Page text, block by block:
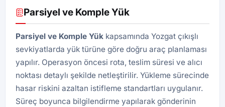
Parsiyel ve Komple Yük
Parsiyel ve Komple Yük kapsamında Yozgat çıkışlı
sevkiyatlarda yük türüne göre doğru araç planlaması
yapılır. Operasyon öncesi rota, teslim süresi ve alıcı
noktası detaylı şekilde netleştirilir. Yükleme sürecinde
hasar riskini azaltan istifleme standartları uygulanır.
Süreç boyunca bilgilendirme yapılarak gönderinin